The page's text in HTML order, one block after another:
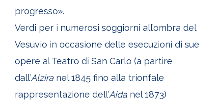
progresso».
Verdi per i numerosi soggiorni all’ombra del
Vesuvio in occasione delle esecuzioni di sue
opere al Teatro di San Carlo (a partire
dall’Alzira nel 1845 fino alla trionfale
rappresentazione dell’Aida nel 1873)